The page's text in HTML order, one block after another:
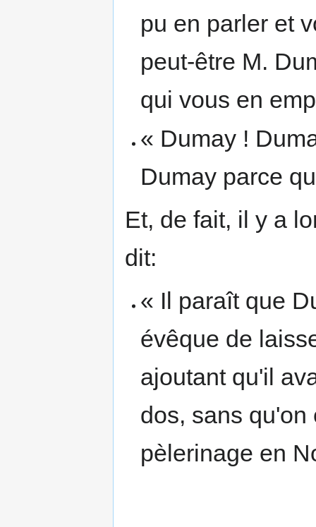
pu en parler et
peut-être M.
qui vous en
« Dumay !
Dumay parce
Et, de fait, il y a
dit:
« Il paraît que
évêque de
ajoutant qu'il
dos, sans
pèlerinage en